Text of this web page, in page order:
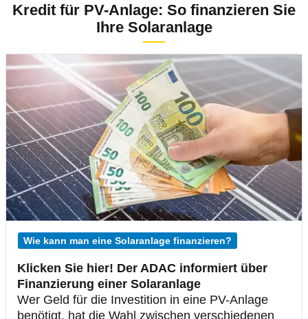
Kredit für PV-Anlage: So finanzieren Sie
Ihre Solaranlage
Wie kann man eine Solaranlage finanzieren?
Klicken Sie hier! Der ADAC informiert über
Finanzierung einer Solaranlage
Wer Geld für die Investition in eine PV-Anlage
benötigt, hat die Wahl zwischen verschiedenen